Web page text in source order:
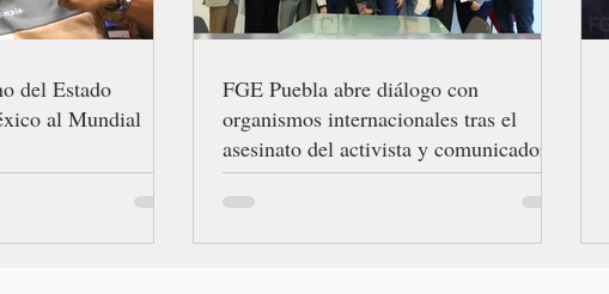
del Estado
al Mundial
FGE Puebla abre diálogo con
organismos internacionales tras el
asesinato del activista y comunicador
Josué Martínez